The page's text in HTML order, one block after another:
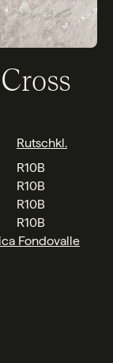
Rutschkl.
R10B
R10B
R10B
R10B
Fondovalle